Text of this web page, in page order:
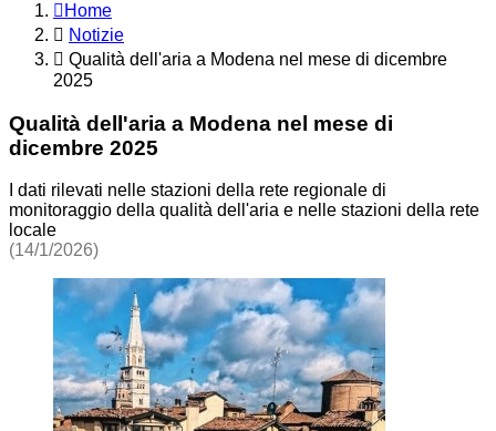
Home
Notizie
Qualità dell'aria a Modena nel mese di dicembre
2025
Qualità dell'aria a Modena nel mese di
dicembre 2025
I dati rilevati nelle stazioni della rete regionale di
monitoraggio della qualità dell'aria e nelle stazioni della rete
locale
(14/1/2026)